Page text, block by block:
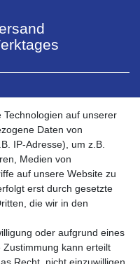
auf unserer
Daten von
IP-Adresse), um z.B.
Medien von
auf unsere Website zu
erst durch gesetzte
die wir in den
oder aufgrund eines
kann erteilt